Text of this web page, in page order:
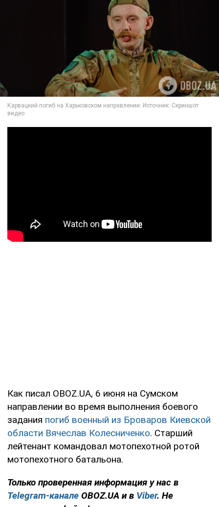
Как писал OBOZ.UA, 6 июня на Сумском
направлении во время выполнения боевого
задания погиб военный из Броваров Киевской
области Вячеслав Колесниченко. Старший
лейтенант командовал мотопехотной ротой
мотопехотного батальона.
Только проверенная информация у нас в
Telegram-канале OBOZ.UA и в Viber. Не